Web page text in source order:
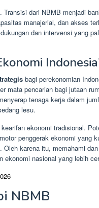
dari NBMB menjadi
manajerial, dan akses
dan intervensi yang
bagi perekonomian
mata pencarian bagi jutaan
tenaga kerja dalam
lesu.
ekonomi tradisional.
penggerak ekonomi yang
Oleh karena itu, memahami dan
ekonomi nasional yang lebih
NBMB